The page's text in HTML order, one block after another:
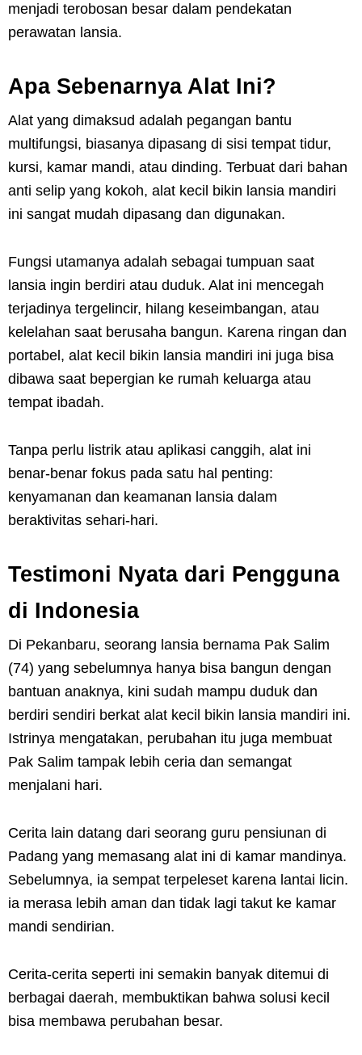
menjadi terobosan besar dalam pendekatan
perawatan lansia.
Apa Sebenarnya Alat Ini?
Alat yang dimaksud adalah pegangan bantu
multifungsi, biasanya dipasang di sisi tempat tidur,
kursi, kamar mandi, atau dinding. Terbuat dari bahan
anti selip yang kokoh, alat kecil bikin lansia mandiri
ini sangat mudah dipasang dan digunakan.
Fungsi utamanya adalah sebagai tumpuan saat
lansia ingin berdiri atau duduk. Alat ini mencegah
terjadinya tergelincir, hilang keseimbangan, atau
kelelahan saat berusaha bangun. Karena ringan dan
portabel, alat kecil bikin lansia mandiri ini juga bisa
dibawa saat bepergian ke rumah keluarga atau
tempat ibadah.
Tanpa perlu listrik atau aplikasi canggih, alat ini
benar-benar fokus pada satu hal penting:
kenyamanan dan keamanan lansia dalam
beraktivitas sehari-hari.
Testimoni Nyata dari Pengguna
di Indonesia
Di Pekanbaru, seorang lansia bernama Pak Salim
(74) yang sebelumnya hanya bisa bangun dengan
bantuan anaknya, kini sudah mampu duduk dan
berdiri sendiri berkat alat kecil bikin lansia mandiri ini.
Istrinya mengatakan, perubahan itu juga membuat
Pak Salim tampak lebih ceria dan semangat
menjalani hari.
Cerita lain datang dari seorang guru pensiunan di
Padang yang memasang alat ini di kamar mandinya.
Sebelumnya, ia sempat terpeleset karena lantai licin.
ia merasa lebih aman dan tidak lagi takut ke kamar
mandi sendirian.
Cerita-cerita seperti ini semakin banyak ditemui di
berbagai daerah, membuktikan bahwa solusi kecil
bisa membawa perubahan besar.